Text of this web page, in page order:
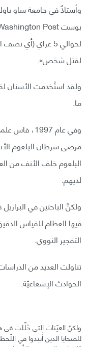
لحوالي 5 غراي
لقتل شخص».
ولقد استُخدمت الأسنان
ما.
وفي عام
مرضى سرطان البلعوم
البلعوم خلف الأنف من
لديهم.
ولكنَّ الباحثين في
فيها العظام للقياس
التفجير النووي.
تناولت العديد من
الحوادث الإشعاعيّة.
ولكنّ العيّنات التي حُلِّلت في
للضحايا الذين أُبيدوا في